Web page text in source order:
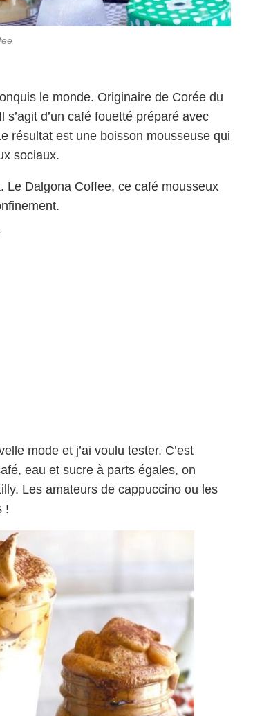
le monde. Originaire de Corée du
d’un café fouetté préparé avec
résultat est une boisson mousseuse qui
sociaux.
Le Dalgona Coffee, ce café mousseux
mode et j’ai voulu tester. C’est
eau et sucre à parts égales, on
Les amateurs de cappuccino ou les
!